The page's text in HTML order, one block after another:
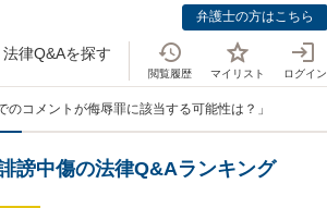
弁護士の方はこちら
法律Q&Aを探す
閲覧履歴 マイリスト ログイン
コメントが侮辱罪に該当する可能性は？」
謗中傷の法律Q&Aランキング